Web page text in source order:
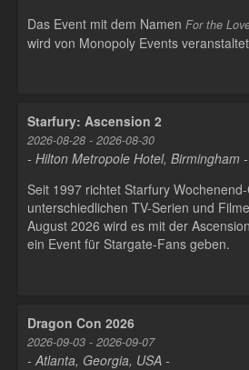
Das Event mit dem Namen For the
wird von Monopoly Events
Starfury: Ascension 2
2026-08-28 - 2026-08-30
- Hilton Metropole Hotel, Birmingham -
Seit 1997 richtet Starfury
unterschiedlichen TV-Serien und
August 2026 wird es mit der
ein Event für Stargate-Fans geben.
Dragon Con 2026
2026-09-03 - 2026-09-07
- Atlanta, Georgia, USA -